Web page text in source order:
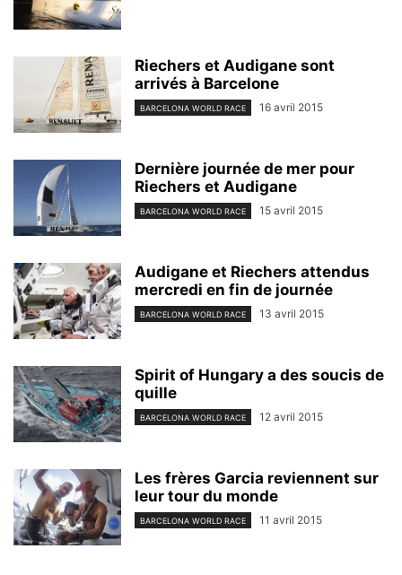
Riechers et Audigane sont
arrivés à Barcelone
BARCELONA WORLD RACE 16 avril 2015
Dernière journée de mer pour
Riechers et Audigane
BARCELONA WORLD RACE 15 avril 2015
Audigane et Riechers attendus
mercredi en fin de journée
BARCELONA WORLD RACE 13 avril 2015
Spirit of Hungary a des soucis de
quille
BARCELONA WORLD RACE 12 avril 2015
Les frères Garcia reviennent sur
leur tour du monde
BARCELONA WORLD RACE 11 avril 2015